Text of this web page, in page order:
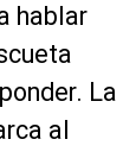
hablar
La
al